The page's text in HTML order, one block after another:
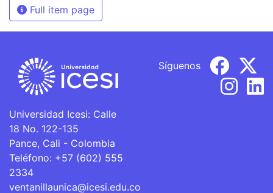
Full item page
Universidad Icesi: Calle
18 No. 122-135
Pance, Cali - Colombia
Teléfono: +57 (602) 555
2334
ventanillaunica@icesi.edu.co
Síguenos